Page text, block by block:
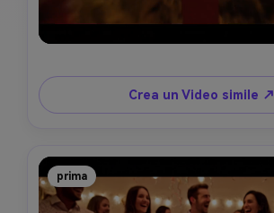
Crea un Video simile ↗
prima